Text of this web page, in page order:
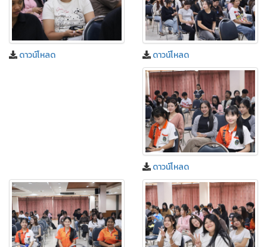
ดาวน์โหลด ดาวน์โหลด
ดาวน์โหลด